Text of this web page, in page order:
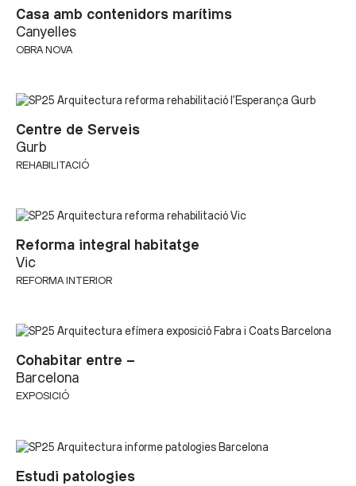
Casa amb contenidors marítims
Canyelles
OBRA NOVA
Centre de Serveis
Gurb
REHABILITACIÓ
Reforma integral habitatge
Vic
REFORMA INTERIOR
Cohabitar entre –
Barcelona
EXPOSICIÓ
Estudi patologies